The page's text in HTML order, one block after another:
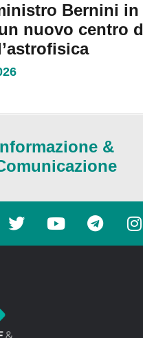
Bernini in
nuovo centro
&